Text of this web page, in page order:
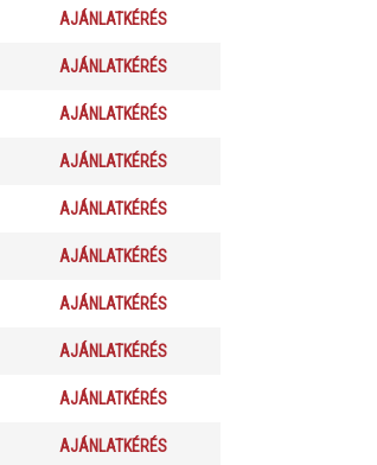
AJÁNLATKÉRÉS
AJÁNLATKÉRÉS
AJÁNLATKÉRÉS
AJÁNLATKÉRÉS
AJÁNLATKÉRÉS
AJÁNLATKÉRÉS
AJÁNLATKÉRÉS
AJÁNLATKÉRÉS
AJÁNLATKÉRÉS
AJÁNLATKÉRÉS